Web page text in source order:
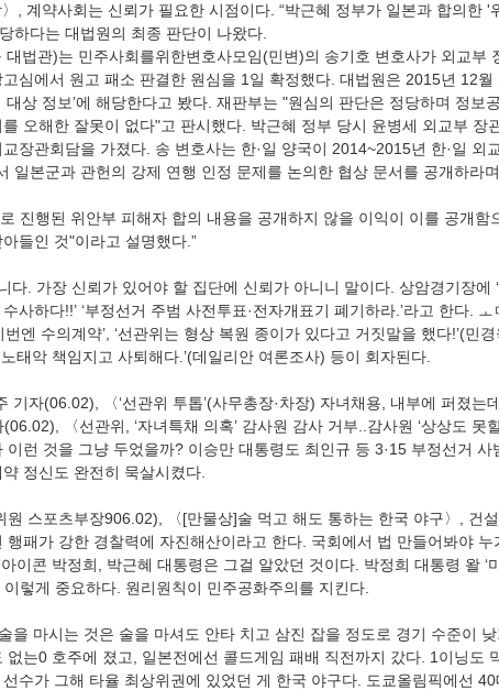
, 계약사회는 신뢰가 필요한 시점이다. “박근혜 정부가 일본과 합의한 '
하다는 대법원의 최종 판단이 나왔다.
심에서 원고 패소 판결한 원심을 1일 확정했다. 대법원은 2015년 12월
대상 정보’에 해당한다고 봤다. 재판부는 "원심의 판단은 정당하며 정보
오해한 잘못이 없다"고 판시했다. 박근혜 정부 당시 윤병세 외교부 장
장관회담을 가졌다. 송 변호사는 한·일 양국이 2014~2015년 한·일 외
일본군과 관헌의 강제 연행 인정 문제를 논의한 협상 문서를 공개하라
진행된 위안부 피해자 합의 내용을 공개하지 않을 이익이 이를 공개함
들인 것"이라고 설명했다.”
사하다!!’ ‘부정선거 주범 사전투표·전자개표기 폐기하라.’라고 한다.
번엔 수의계약’, ‘선관위는 형상 복원 종이가 있다고 거짓말을 했다!’(민경
태악 책임지고 사퇴해다.’(데일리안 여론조사) 등이 회자된다.
〈선관위, ‘자녀특채 의혹’ 감사원 감사 거부..감사원 ‘상상도 못
이런 것을 그냥 두었을까? 이승만 대통령도 최인규 등 3·15 부정선거
정신도 완전히 묵살시켰다.
행패가 강한 경찰력에 자진해산이라고 한다. 국회에서 법 만들어봐야 누
이콘 박정희, 박근혜 대통령은 그걸 알았던 것이다. 박정희 대통령 왈 ‘
이렇게 중요하다. 원리원칙이 민주공화주의를 지킨다.
없는0 호주에 졌고, 일본전에선 콜드게임 패배 직전까지 갔다. 1이닝도
수가 그해 타율 최상위권에 있었던 게 한국 야구다. 도쿄올림픽에선